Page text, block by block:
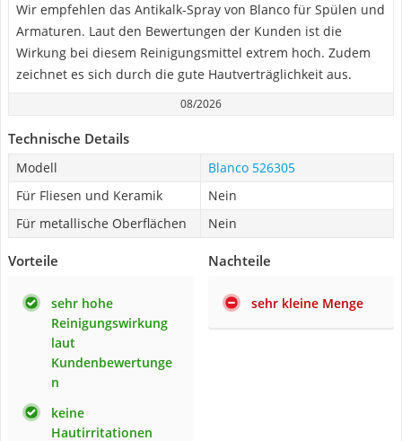
Wir empfehlen das Antikalk-Spray von Blanco für Spülen und
Armaturen. Laut den Bewertungen der Kunden ist die
Wirkung bei diesem Reinigungsmittel extrem hoch. Zudem
zeichnet es sich durch die gute Hautverträglichkeit aus.
08/2026
Technische Details
Modell
Blanco 526305
Für Fliesen und Keramik
Nein
Für metallische Oberflächen
Nein
Vorteile
sehr hohe
Reinigungswirkung
laut
Kundenbewertunge
n
keine
Hautirritationen
Nachteile
sehr kleine Menge